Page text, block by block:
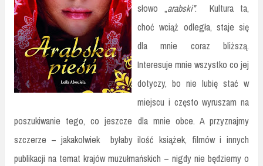
słowo „arabski”.
Kultura ta,
choć wciąż odległa, staje się
dla mnie coraz bliższą.
Interesuje mnie wszystko co jej
dotyczy, bo nie lubię stać w
miejscu i często wyruszam na
poszukiwanie tego, co jeszcze dla mnie obce. A przyznajmy
szczerze – jakakolwiek
byłaby ilość książek, filmów i innych
publikacji na temat krajów muzułmańskich – nigdy nie będziemy o